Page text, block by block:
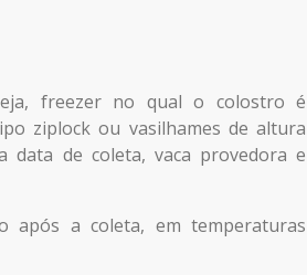
freezer no qual o colostro é
ziplock ou vasilhames de altura
data de coleta, vaca provedora e
após a coleta, em temperaturas